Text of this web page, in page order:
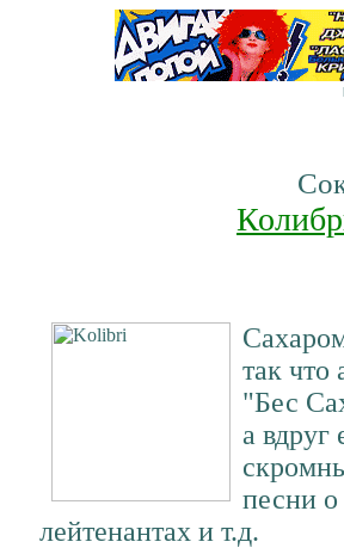
так что
"Бес
а вдруг
песни о
лейтенантах и т.д.